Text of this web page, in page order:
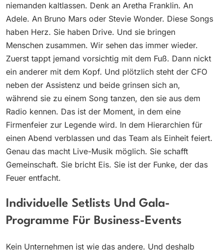
niemanden kaltlassen. Denk an Aretha Franklin. An
Adele. An Bruno Mars oder Stevie Wonder. Diese Songs
haben Herz. Sie haben Drive. Und sie bringen
Menschen zusammen. Wir sehen das immer wieder.
Zuerst tappt jemand vorsichtig mit dem Fuß. Dann nickt
ein anderer mit dem Kopf. Und plötzlich steht der CFO
neben der Assistenz und beide grinsen sich an,
während sie zu einem Song tanzen, den sie aus dem
Radio kennen. Das ist der Moment, in dem eine
Firmenfeier zur Legende wird. In dem Hierarchien für
einen Abend verblassen und das Team als Einheit feiert.
Genau das macht Live-Musik möglich. Sie schafft
Gemeinschaft. Sie bricht Eis. Sie ist der Funke, der das
Feuer entfacht.
Individuelle Setlists Und Gala-
Programme Für Business-Events
Kein Unternehmen ist wie das andere. Und deshalb